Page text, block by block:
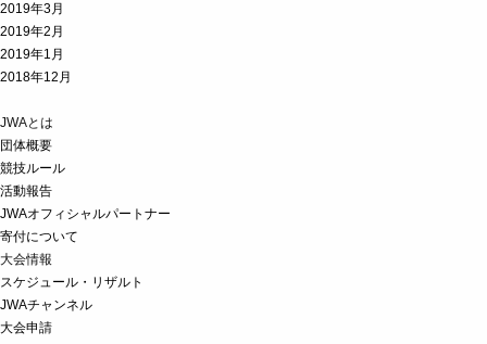
2019年3月
2019年2月
2019年1月
2018年12月
JWAとは
団体概要
競技ルール
活動報告
JWAオフィシャルパートナー
寄付について
大会情報
スケジュール・リザルト
JWAチャンネル
大会申請